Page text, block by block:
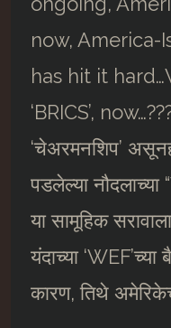
now, America-
has hit it
‘BRICS’,
‘चेअरमनशिप’
पडलेल्या
या सामूहिक
यंदाच्या ‘WEF’च्या
कारण, तिथे